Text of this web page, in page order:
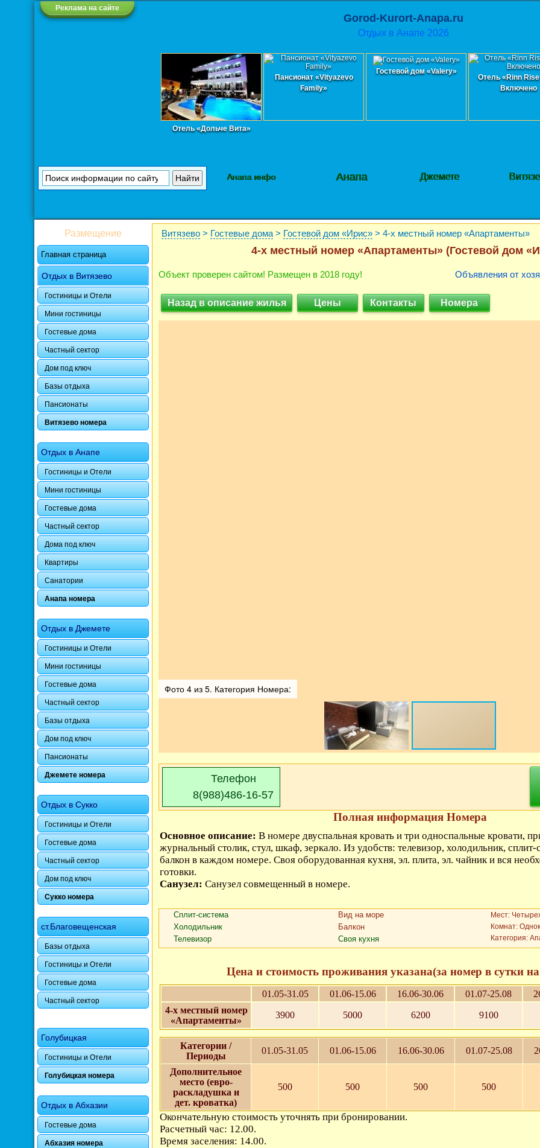
Реклама на сайте
Gorod-Kurort-Anapa.ru
Отдых в Анапе 2026
Отель «Дольче Вита»
Пансионат «Vityazevo
Family»
Гостевой дом «Valery»
Отель «Rinn
Включено
Анапа инфо Анапа Джемете
Размещение
Главная страница
Отдых в Витязево
Гостиницы и Отели
Мини гостиницы
Гостевые дома
Частный сектор
Дом под ключ
Базы отдыха
Пансионаты
Витязево номера
Отдых в Анапе
Гостиницы и Отели
Мини гостиницы
Гостевые дома
Частный сектор
Дома под ключ
Квартиры
Санатории
Анапа номера
Отдых в Джемете
Гостиницы и Отели
Мини гостиницы
Гостевые дома
Частный сектор
Базы отдыха
Дом под ключ
Пансионаты
Джемете номера
Отдых в Сукко
Гостиницы и Отели
Гостевые дома
Частный сектор
Дом под ключ
Сукко номера
ст.Благовещенская
Базы отдыха
Гостиницы и Отели
Гостевые дома
Частный сектор
Голубицкая
Гостиницы и Отели
Голубицкая номера
Отдых в Абхазии
Гостевые дома
Абхазия номера
Витязево > Гостевые дома > Гостевой дом «Ирис» > 4-х местный номер «Апартаменты»
4-х местный номер «Апартаменты» (Гостевой дом
Объект проверен сайтом! Размещен в 2018 году! Объявления от
Назад в описание жилья Цены Контакты Номера
Фото 4 из 5. Категория Номера:
Телефон
8(988)486-16-57
Полная информация Номера
Основное описание: В номере двуспальная кровать и три односпальные кровати,
журнальный столик, стул, шкаф, зеркало. Из удобств: телевизор, холодильник,
балкон в каждом номере. Своя оборудованная кухня, эл. плита, эл. чайник и вся
готовки.
Санузел: Санузел совмещенный в номере.
Сплит-система
Холодильник
Телевизор
Вид на море
Балкон
Своя кухня
Мест:
Комнат:
Категория:
Цена и стоимость проживания указана(за номер в сутки
01.05-31.05 01.06-15.06 16.06-30.06 01.07-25.08
4-х местный номер
«Апартаменты»
3900 5000 6200 9100
Категории /
Периоды
01.05-31.05 01.06-15.06 16.06-30.06 01.07-25.08
Дополнительное
место (евро-
раскладушка и
дет. кроватка)
500 500 500 500
Окончательную стоимость уточнять при бронировании.
Расчетный час: 12.00.
Время заселения: 14.00.